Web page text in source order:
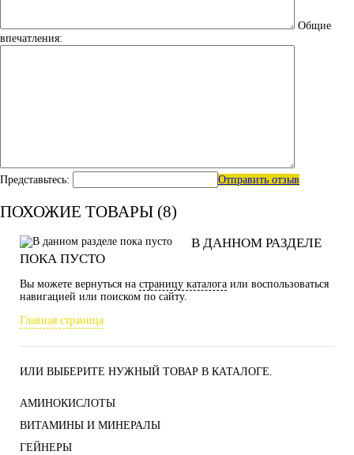
Общие
впечатления:
Представьтесь: Отправить отзыв
ПОХОЖИЕ ТОВАРЫ (8)
В ДАННОМ РАЗДЕЛЕ
ПОКА ПУСТО
Вы можете вернуться на страницу каталога или воспользоваться
навигацией или поиском по сайту.
Главная страница
ИЛИ ВЫБЕРИТЕ НУЖНЫЙ ТОВАР В КАТАЛОГЕ.
АМИНОКИСЛОТЫ
ВИТАМИНЫ И МИНЕРАЛЫ
ГЕЙНЕРЫ